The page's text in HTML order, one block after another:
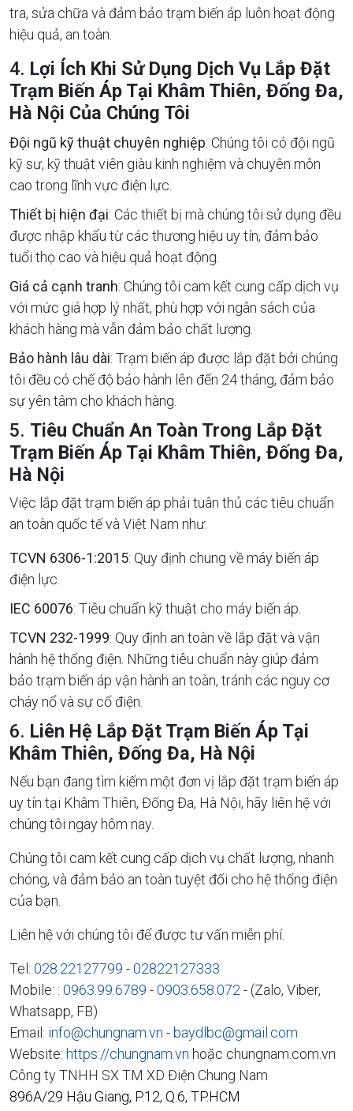
tra, sửa chữa và đảm bảo trạm biến áp luôn hoạt động
hiệu quả, an toàn.
4. Lợi Ích Khi Sử Dụng Dịch Vụ Lắp Đặt
Trạm Biến Áp Tại Khâm Thiên, Đống Đa,
Hà Nội Của Chúng Tôi
Đội ngũ kỹ thuật chuyên nghiệp: Chúng tôi có đội ngũ
kỹ sư, kỹ thuật viên giàu kinh nghiệm và chuyên môn
cao trong lĩnh vực điện lực.
Thiết bị hiện đại: Các thiết bị mà chúng tôi sử dụng đều
được nhập khẩu từ các thương hiệu uy tín, đảm bảo
tuổi thọ cao và hiệu quả hoạt động.
Giá cả cạnh tranh: Chúng tôi cam kết cung cấp dịch vụ
với mức giá hợp lý nhất, phù hợp với ngân sách của
khách hàng mà vẫn đảm bảo chất lượng.
Bảo hành lâu dài: Trạm biến áp được lắp đặt bởi chúng
tôi đều có chế độ bảo hành lên đến 24 tháng, đảm bảo
sự yên tâm cho khách hàng.
5. Tiêu Chuẩn An Toàn Trong Lắp Đặt
Trạm Biến Áp Tại Khâm Thiên, Đống Đa,
Hà Nội
Việc lắp đặt trạm biến áp phải tuân thủ các tiêu chuẩn
an toàn quốc tế và Việt Nam như:
TCVN 6306-1:2015: Quy định chung về máy biến áp
điện lực.
IEC 60076: Tiêu chuẩn kỹ thuật cho máy biến áp.
TCVN 232-1999: Quy định an toàn về lắp đặt và vận
hành hệ thống điện. Những tiêu chuẩn này giúp đảm
bảo trạm biến áp vận hành an toàn, tránh các nguy cơ
cháy nổ và sự cố điện.
6. Liên Hệ Lắp Đặt Trạm Biến Áp Tại
Khâm Thiên, Đống Đa, Hà Nội
Nếu bạn đang tìm kiếm một đơn vị lắp đặt trạm biến áp
uy tín tại Khâm Thiên, Đống Đa, Hà Nội, hãy liên hệ với
chúng tôi ngay hôm nay.
Chúng tôi cam kết cung cấp dịch vụ chất lượng, nhanh
chóng, và đảm bảo an toàn tuyệt đối cho hệ thống điện
của bạn.
Liên hệ với chúng tôi để được tư vấn miễn phí.
Tel: 028.22127799 -02822127333
Mobile: : 0963.99.6789 -0903.658.072 - (Zalo, Viber,
Whatsapp, FB)
Email: info@chungnam.vn -baydlbc@gmail.com
Website: https://chungnam.vn hoặc chungnam.com.vn
Công ty TNHH SX TM XD Điện Chung Nam
896A/29 Hậu Giang, P.12, Q.6, TP.HCM